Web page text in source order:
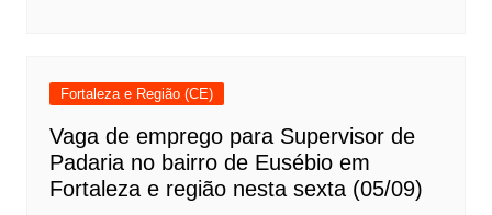
Fortaleza e Região (CE)
Vaga de emprego para Supervisor de
Padaria no bairro de Eusébio em
Fortaleza e região nesta sexta (05/09)